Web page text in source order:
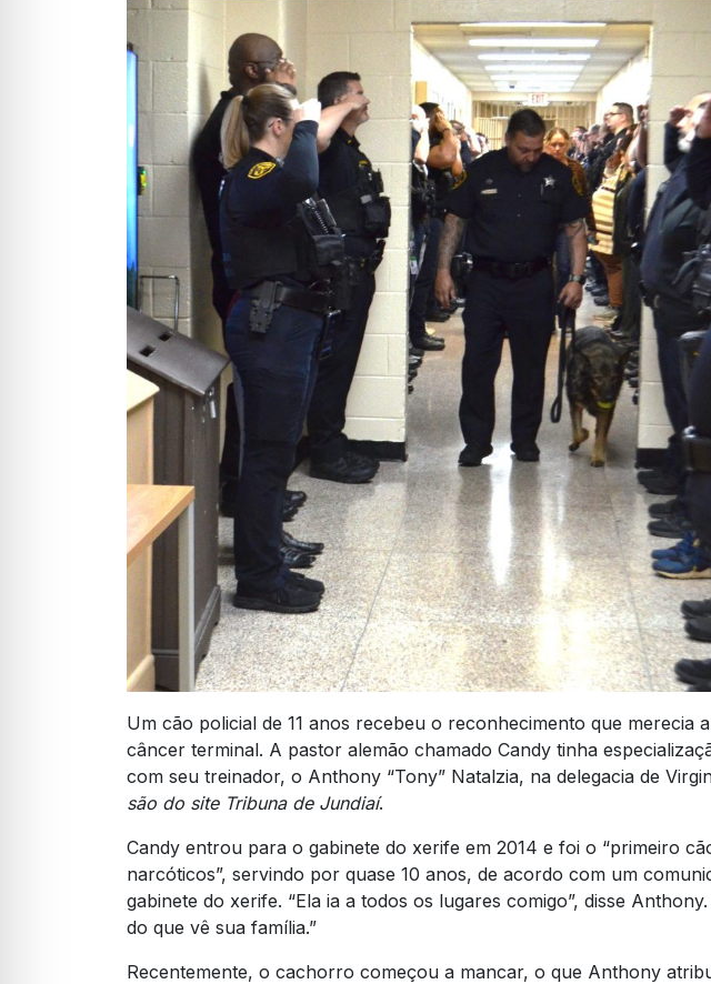
Um cão policial de 11 anos recebeu o reconhecimento que merecia
câncer terminal. A pastor alemão chamado Candy tinha
com seu treinador, o Anthony “Tony” Natalzia, na delegacia de
são do site Tribuna de Jundiaí.
Candy entrou para o gabinete do xerife em 2014 e foi o “primeiro
narcóticos”, servindo por quase 10 anos, de acordo com um
gabinete do xerife. “Ela ia a todos os lugares comigo”, disse
do que vê sua família.”
Recentemente, o cachorro começou a mancar, o que Anthony